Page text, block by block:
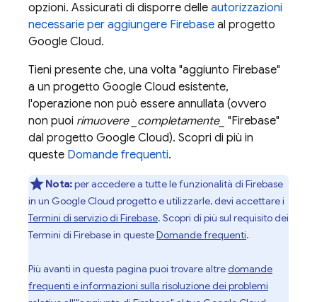
opzioni. Assicurati di disporre delle autorizzazioni
necessarie per aggiungere Firebase al progetto
Google Cloud.
Tieni presente che, una volta "aggiunto Firebase"
a un progetto Google Cloud esistente,
l'operazione non può essere annullata (ovvero
non puoi rimuovere _completamente_ "Firebase"
dal progetto Google Cloud). Scopri di più in
queste Domande frequenti.
Nota:per accedere a tutte le funzionalità di Firebase
in un Google Cloud progetto e utilizzarle, devi accettare i
Termini di servizio di Firebase. Scopri di più sul requisito dei
Termini di Firebase in questeDomande frequenti.
Più avanti in questa pagina puoi trovare altredomande
frequenti e informazioni sulla risoluzione dei problemi